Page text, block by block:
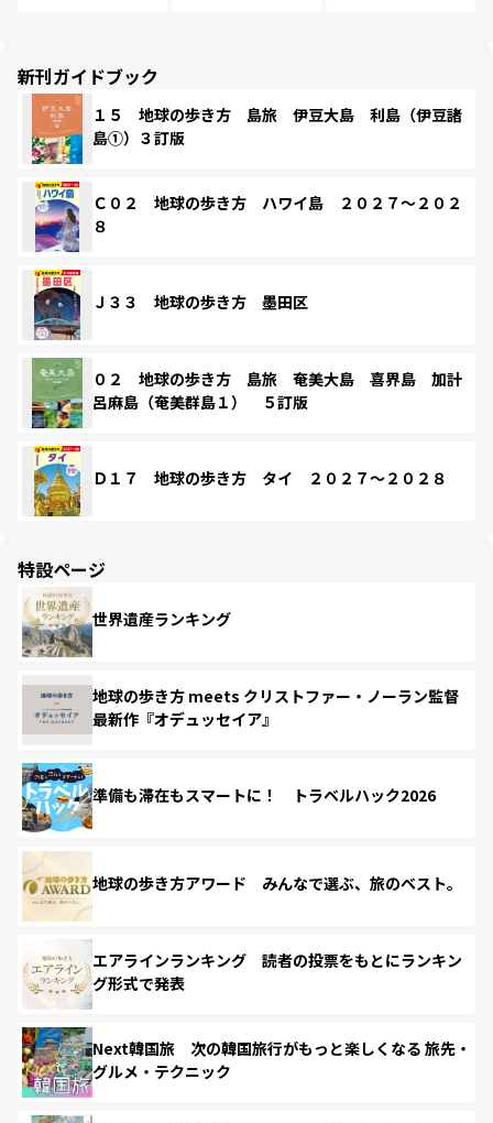
新刊ガイドブック
１５ 地球の歩き方 島旅 伊豆大島 利島（伊豆諸
島①）３訂版
Ｃ０２ 地球の歩き方 ハワイ島 ２０２７～２０２
８
Ｊ３３ 地球の歩き方 墨田区
０２ 地球の歩き方 島旅 奄美大島 喜界島 加計
呂麻島（奄美群島１） ５訂版
Ｄ１７ 地球の歩き方 タイ ２０２７～２０２８
特設ページ
世界遺産ランキング
地球の歩き方 meets クリストファー・ノーラン監督
最新作『オデュッセイア』
準備も滞在もスマートに！ トラベルハック2026
地球の歩き方アワード みんなで選ぶ、旅のベスト。
エアラインランキング 読者の投票をもとにランキン
グ形式で発表
Next韓国旅 次の韓国旅行がもっと楽しくなる 旅先・
グルメ・テクニック